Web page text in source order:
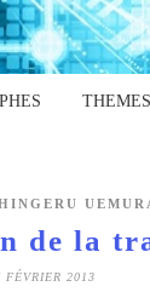
THEMES
de la
FÉVRIER 2013